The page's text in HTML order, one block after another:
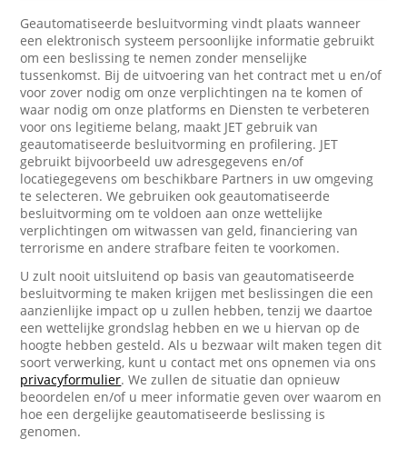
Geautomatiseerde besluitvorming vindt plaats wanneer
een elektronisch systeem persoonlijke informatie gebruikt
om een beslissing te nemen zonder menselijke
tussenkomst. Bij de uitvoering van het contract met u en/of
voor zover nodig om onze verplichtingen na te komen of
waar nodig om onze platforms en Diensten te verbeteren
voor ons legitieme belang, maakt JET gebruik van
geautomatiseerde besluitvorming en profilering. JET
gebruikt bijvoorbeeld uw adresgegevens en/of
locatiegegevens om beschikbare Partners in uw omgeving
te selecteren. We gebruiken ook geautomatiseerde
besluitvorming om te voldoen aan onze wettelijke
verplichtingen om witwassen van geld, financiering van
terrorisme en andere strafbare feiten te voorkomen.
U zult nooit uitsluitend op basis van geautomatiseerde
besluitvorming te maken krijgen met beslissingen die een
aanzienlijke impact op u zullen hebben, tenzij we daartoe
een wettelijke grondslag hebben en we u hiervan op de
hoogte hebben gesteld. Als u bezwaar wilt maken tegen dit
soort verwerking, kunt u contact met ons opnemen via ons
privacyformulier. We zullen de situatie dan opnieuw
beoordelen en/of u meer informatie geven over waarom en
hoe een dergelijke geautomatiseerde beslissing is
genomen.